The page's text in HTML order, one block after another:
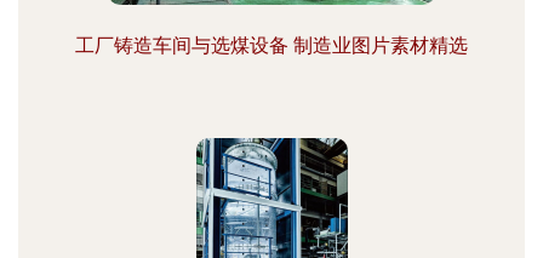
工厂铸造车间与选煤设备 制造业图片素材精选